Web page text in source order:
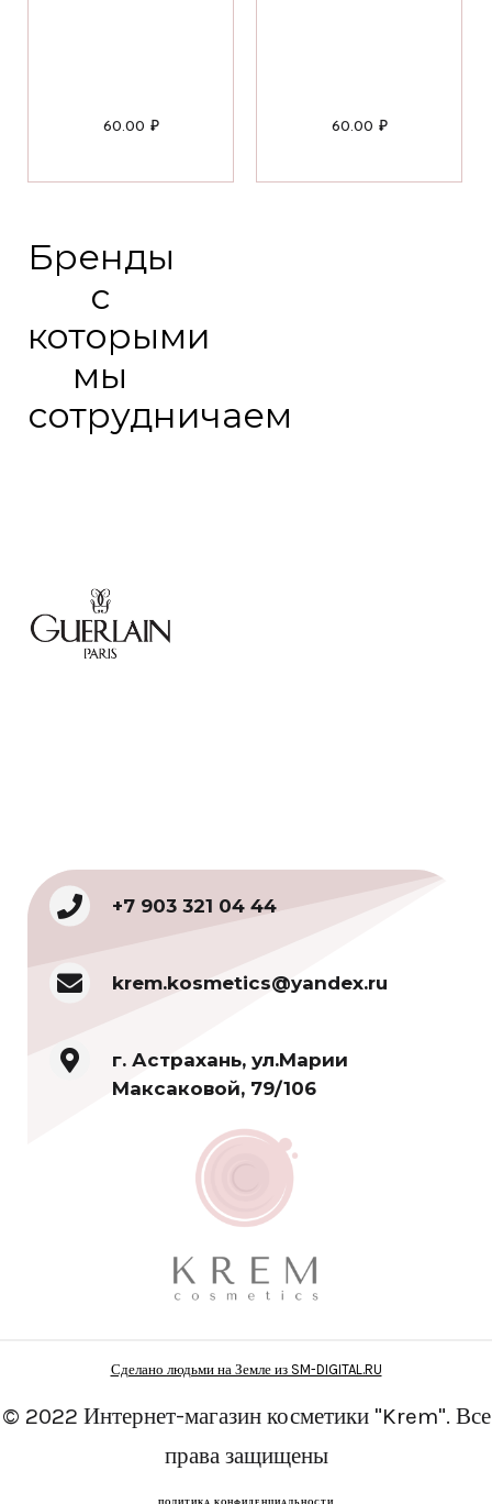
₽
60.00 ₽
60.00
Бренды
с
которыми
мы
сотрудничаем
+7 903 321 04 44
krem.kosmetics@yandex.ru
г. Астрахань, ул.Марии
Максаковой, 79/106
Сделано людьми на Земле из SM-DIGITAL.RU
© 2022 Интернет-магазин косметики "Krem". Все
права защищены